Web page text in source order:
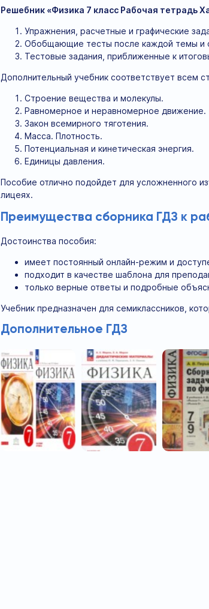
Решебник «Физика 7 класс Рабочая тетрадь
Упражнения, расчетные и графические
Обобщающие тесты после каждой темы и
Тестовые задания, приближенные к
Дополнительный учебник соответствует
Строение вещества и молекулы.
Равномерное и неравномерное движение.
Закон всемирного тяготения.
Масса. Плотность.
Потенциальная и кинетическая энергия.
Единицы давления.
Пособие отлично подойдет для усложненного
лицеях.
Преимущества сборника ГДЗ к
Достоинства пособия:
имеет постоянный онлайн-режим и
подходит в качестве шаблона для
только верные ответы и подробные
Учебник предназначен для семиклассников,
Дополнительное ГДЗ